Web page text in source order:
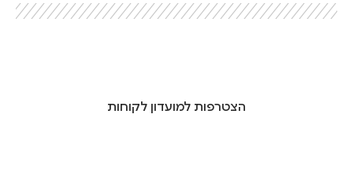
הצטרפות למועדון לקוחות